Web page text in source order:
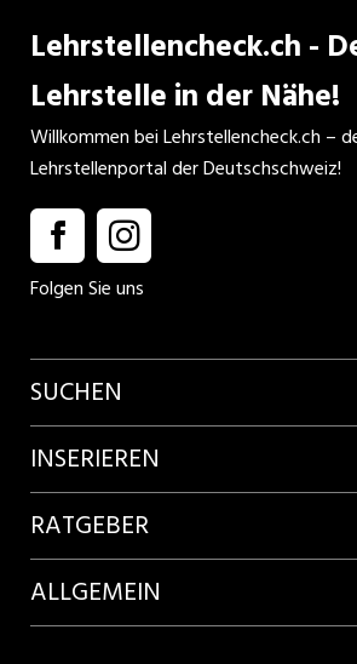
Lehrstellencheck.ch -
Lehrstelle in der Nähe!
Willkommen bei Lehrstellencheck.ch –
Lehrstellenportal der Deutschschweiz!
Folgen Sie uns
SUCHEN
Firmenprofile entdecken
Lehrstellen suchen
INSERIEREN
Kundenlogin
Inserieren
Produkte
RATGEBER
Lehrberufe entdecken
ALLGEMEIN